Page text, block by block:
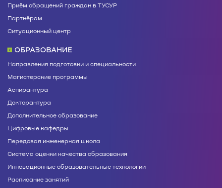
Приём обращений граждан в ТУСУР
Партнёрам
Ситуационный центр
ОБРАЗОВАНИЕ
Направления подготовки и специальности
Магистерские программы
Аспирантура
Докторантура
Дополнительное образование
Цифровые кафедры
Передовая инженерная школа
Система оценки качества образования
Инновационные образовательные технологии
Расписание занятий